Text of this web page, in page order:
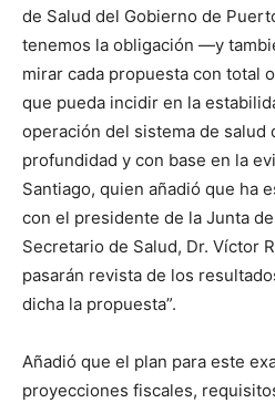
de Salud del Gobierno de
tenemos la obligación —y
mirar cada propuesta con total
que pueda incidir en la
operación del sistema de salud
profundidad y con base en la
Santiago, quien añadió que ha
con el presidente de la Junta
Secretario de Salud, Dr. Víctor
pasarán revista de los
dicha la propuesta”.
Añadió que el plan para este
proyecciones fiscales,